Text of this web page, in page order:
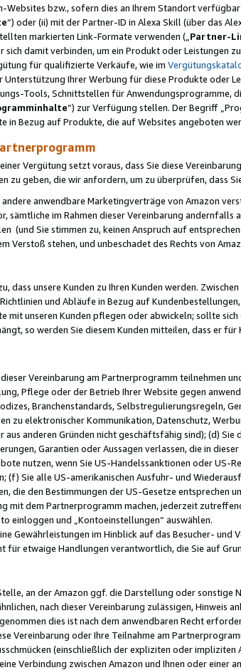
Websites bzw., sofern dies an Ihrem Standort
“) oder (ii) mit der Partner-ID in Alexa Skill (über das
markierten Link-Formate verwenden („ Partner-
sich damit verbinden, um ein Produkt oder Leistungen
für qualifizierte Verkäufe, wie im
Ihrer Werbung für diese Produkte oder
Tools, Schnittstellen für Anwendungsprogramme,
“) zur Verfügung stellen. Der Begriff
Bezug auf Produkte, die auf Websites angeboten
Vergütung setzt voraus, dass Sie diese
zu geben, die wir anfordern, um zu überprüfen, dass
anwendbare Marketingverträge von Amazon
sämtliche im Rahmen dieser Vereinbarung
(und Sie stimmen zu, keinen Anspruch auf
stehen, und unbeschadet des Rechts von
dass unsere Kunden zu Ihren Kunden werden.
und Abläufe in Bezug auf
unseren Kunden pflegen oder abwickeln; sollte
so werden Sie diesem Kunden mitteilen, dass er
Vereinbarung am Partnerprogramm teilnehmen
Pflege oder der Betrieb Ihrer Website gegen
Branchenstandards, Selbstregulierungsregeln,
zu elektronischer Kommunikation, Datenschutz,
anderen Gründen nicht geschäftsfähig sind); (d)
Garantien oder Aussagen verlassen, die in
nutzen, wenn Sie US-Handelssanktionen oder US-
(f) Sie alle US-amerikanischen Ausfuhr- und
die den Bestimmungen der US-Gesetze entsprechen
mit dem Partnerprogramm machen, jederzeit
einloggen und „Kontoeinstellungen“ auswählen.
Gewährleistungen im Hinblick auf das Besucher- und
für etwaige Handlungen verantwortlich, die Sie auf
an der Amazon ggf. die Darstellung oder
nach dieser Vereinbarung zulässigen, Hinweis
dies ist nach dem anwendbaren Recht
Vereinbarung oder Ihre Teilnahme am
(einschließlich der expliziten oder
Verbindung zwischen Amazon und Ihnen oder einer